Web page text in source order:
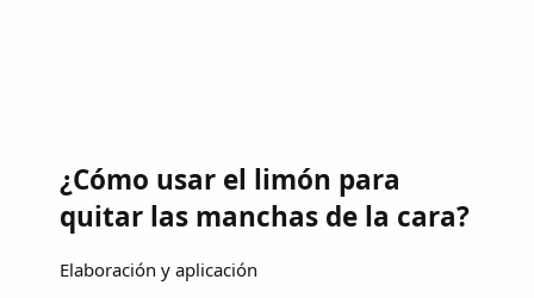
¿Cómo usar el limón para
quitar las manchas de la cara?
Elaboración y aplicación